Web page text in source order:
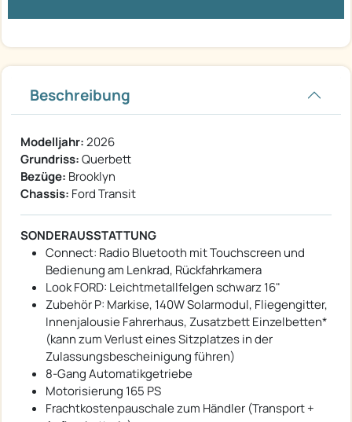
Beschreibung
Modelljahr:2026
Grundriss:Querbett
Bezüge: Brooklyn
Chassis: Ford Transit
SONDERAUSSTATTUNG
Connect: Radio Bluetooth mit Touchscreen und
Bedienung am Lenkrad, Rückfahrkamera
Look FORD: Leichtmetallfelgen schwarz 16"
Zubehör P: Markise, 140W Solarmodul, Fliegengitter,
Innenjalousie Fahrerhaus, Zusatzbett Einzelbetten*
(kann zum Verlust eines Sitzplatzes in der
Zulassungsbescheinigung führen)
8-Gang Automatikgetriebe
Motorisierung 165 PS
Frachtkostenpauschale zum Händler (Transport +